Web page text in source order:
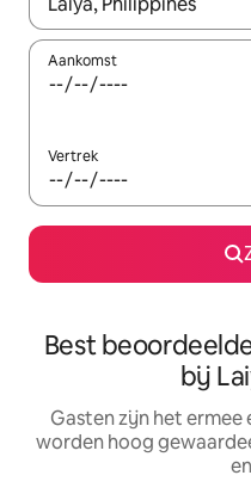
Aankomst
Vertrek
Best
bij
Gasten zijn het
worden hoog